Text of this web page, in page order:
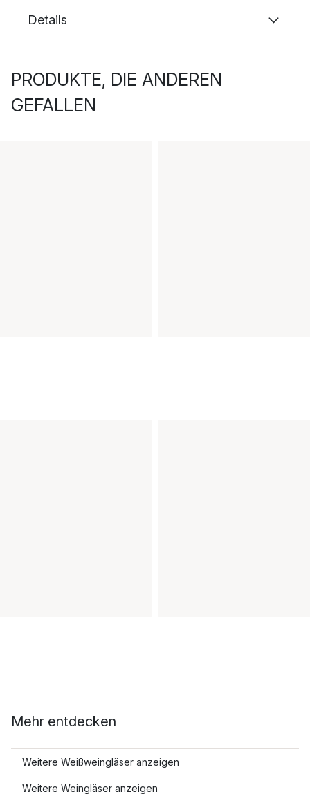
Details
PRODUKTE, DIE ANDEREN
GEFALLEN
Mehr entdecken
Weitere Weißweingläser anzeigen
Weitere Weingläser anzeigen